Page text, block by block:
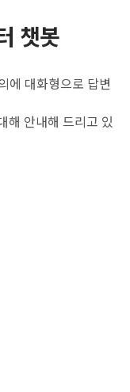
챗봇
에 대화형으로 답변
해 안내해 드리고 있